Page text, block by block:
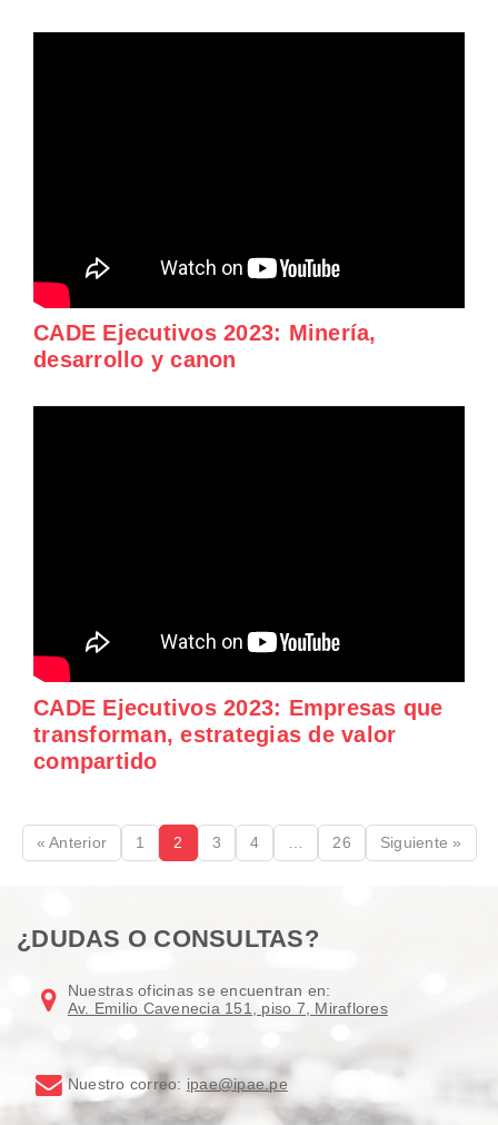
CADE Ejecutivos 2023: Minería,
desarrollo y canon
CADE Ejecutivos 2023: Empresas que
transforman, estrategias de valor
compartido
« Anterior 1 2 3 4 26 Siguiente »
¿DUDAS O CONSULTAS?
Nuestras oficinas se encuentran en:
Av. Emilio Cavenecia 151, piso 7, Miraflores
Nuestro correo: ipae@ipae.pe